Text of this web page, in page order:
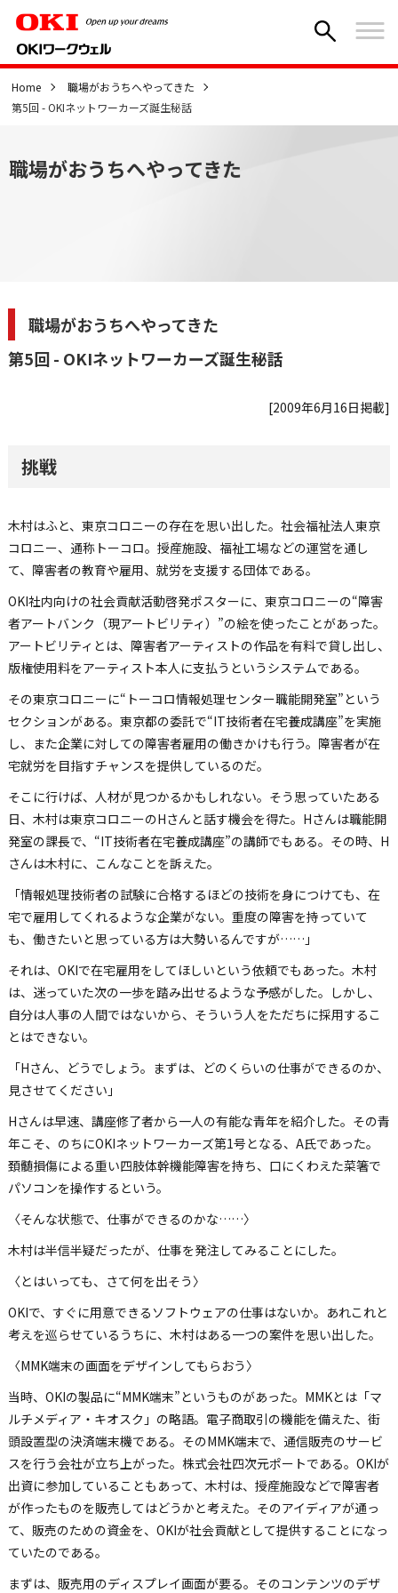
Home
職場がおうちへやってきた
第5回 - OKIネットワーカーズ誕生秘話
職場がおうちへやってきた
職場がおうちへやってきた
第5回 - OKIネットワーカーズ誕生秘話
[2009年6月16日掲載]
挑戦
木村はふと、東京コロニーの存在を思い出した。社会福祉法人東京
コロニー、通称トーコロ。授産施設、福祉工場などの運営を通し
て、障害者の教育や雇用、就労を支援する団体である。
OKI社内向けの社会貢献活動啓発ポスターに、東京コロニーの“障害
者アートバンク（現アートビリティ）”の絵を使ったことがあった。
アートビリティとは、障害者アーティストの作品を有料で貸し出し、
版権使用料をアーティスト本人に支払うというシステムである。
その東京コロニーに“トーコロ情報処理センター職能開発室”という
セクションがある。東京都の委託で“IT技術者在宅養成講座”を実施
し、また企業に対しての障害者雇用の働きかけも行う。障害者が在
宅就労を目指すチャンスを提供しているのだ。
そこに行けば、人材が見つかるかもしれない。そう思っていたある
日、木村は東京コロニーのHさんと話す機会を得た。Hさんは職能開
発室の課長で、“IT技術者在宅養成講座”の講師でもある。その時、H
さんは木村に、こんなことを訴えた。
「情報処理技術者の試験に合格するほどの技術を身につけても、在
宅で雇用してくれるような企業がない。重度の障害を持っていて
も、働きたいと思っている方は大勢いるんですが……」
それは、OKIで在宅雇用をしてほしいという依頼でもあった。木村
は、迷っていた次の一歩を踏み出せるような予感がした。しかし、
自分は人事の人間ではないから、そういう人をただちに採用するこ
とはできない。
「Hさん、どうでしょう。まずは、どのくらいの仕事ができるのか、
見させてください」
Hさんは早速、講座修了者から一人の有能な青年を紹介した。その青
年こそ、のちにOKIネットワーカーズ第1号となる、A氏であった。
頚髄損傷による重い四肢体幹機能障害を持ち、口にくわえた菜箸で
パソコンを操作するという。
〈そんな状態で、仕事ができるのかな……〉
木村は半信半疑だったが、仕事を発注してみることにした。
〈とはいっても、さて何を出そう〉
OKIで、すぐに用意できるソフトウェアの仕事はないか。あれこれと
考えを巡らせているうちに、木村はある一つの案件を思い出した。
〈MMK端末の画面をデザインしてもらおう〉
当時、OKIの製品に“MMK端末”というものがあった。MMKとは「マ
ルチメディア・キオスク」の略語。電子商取引の機能を備えた、街
頭設置型の決済端末機である。そのMMK端末で、通信販売のサービ
スを行う会社が立ち上がった。株式会社四次元ポートである。OKIが
出資に参加していることもあって、木村は、授産施設などで障害者
が作ったものを販売してはどうかと考えた。そのアイディアが通っ
て、販売のための資金を、OKIが社会貢献として提供することになっ
ていたのである。
まずは、販売用のディスプレイ画面が要る。そのコンテンツのデザ